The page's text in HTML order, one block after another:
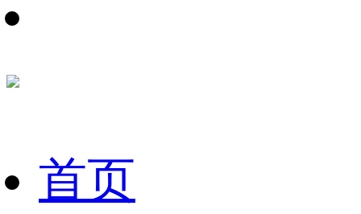
首页